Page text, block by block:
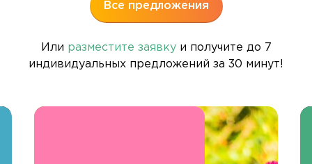
Все предложения
Или разместите заявкуи получите до 7
индивидуальных предложений за 30 минут!